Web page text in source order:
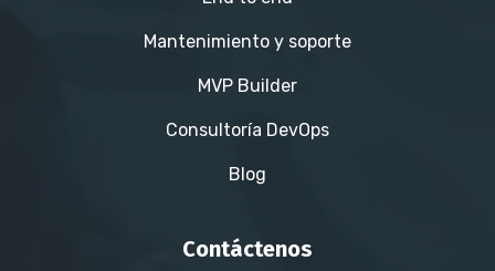
Mantenimiento y soporte
MVP Builder
Consultoría DevOps
Blog
Contáctenos